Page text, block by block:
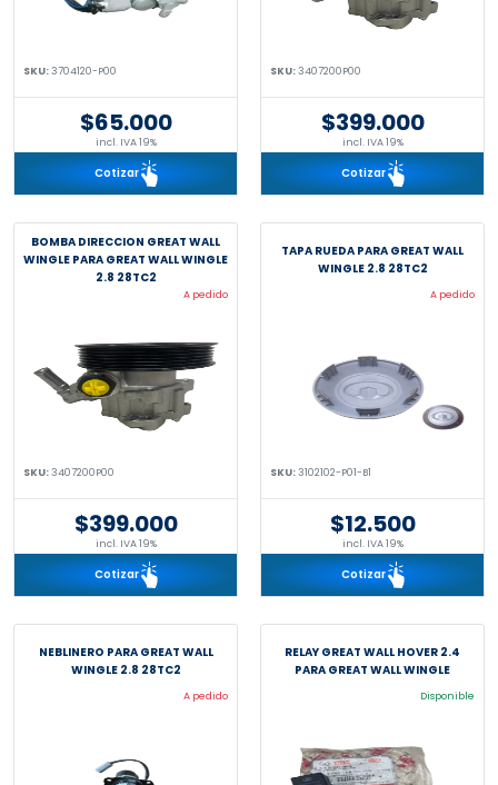
SKU:3704120-P00
$65.000
incl. IVA 19%
Cotizar
SKU:3407200P00
$399.000
incl. IVA 19%
Cotizar
BOMBA DIRECCION GREAT WALL
WINGLE PARA GREAT WALL WINGLE
2.8 28TC2
A pedido
SKU:3407200P00
$399.000
incl. IVA 19%
Cotizar
TAPA RUEDA PARA GREAT WALL
WINGLE 2.8 28TC2
A pedido
SKU:3102102-P01-B1
$12.500
incl. IVA 19%
Cotizar
NEBLINERO PARA GREAT WALL
WINGLE 2.8 28TC2
A pedido
RELAY GREAT WALL HOVER 2.4
PARA GREAT WALL WINGLE
Disponible